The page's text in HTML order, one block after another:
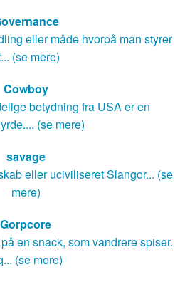
eller måde hvorpå man styrer
(se mere)
Cowboy
betydning fra USA er en
(se mere)
savage
eller uciviliseret Slangor... (se
mere)
Gorpcore
en snack, som vandrere spiser.
(se mere)